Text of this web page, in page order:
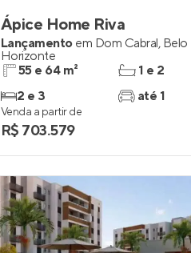
Ápice Home Riva
Lançamento em Dom Cabral, Belo
Horizonte
55 e 64 m²
2 e 3
1 e 2
até 1
Venda a partir de
R$ 703.579